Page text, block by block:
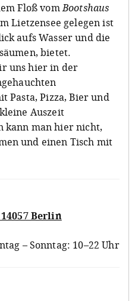
Floß vomBootshaus
Lietzensee gelegen ist
aufs Wasser und die
bietet.
uns hier in der
Pasta, Pizza, Bier und
Auszeit
kann man hier nicht,
und einen Tisch mit
Berlin
– Sonntag: 10–22 Uhr